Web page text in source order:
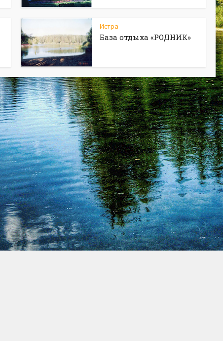
Истра
База отдыха «РОДНИК»